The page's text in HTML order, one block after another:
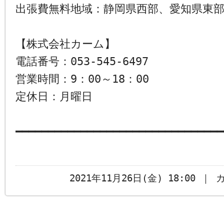
出張費無料地域：静岡県西部、愛知県東部
【株式会社カーム】
電話番号：053-545-6497
営業時間：9：00～18：00
定休日：月曜日
2021年11月26日(金) 18:00 ｜ カ